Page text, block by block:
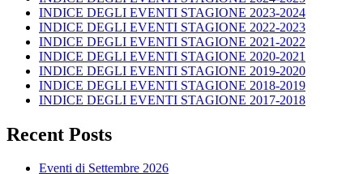
INDICE DEGLI EVENTI STAGIONE 2023-2024
INDICE DEGLI EVENTI STAGIONE 2022-2023
INDICE DEGLI EVENTI STAGIONE 2021-2022
INDICE DEGLI EVENTI STAGIONE 2020-2021
INDICE DEGLI EVENTI STAGIONE 2019-2020
INDICE DEGLI EVENTI STAGIONE 2018-2019
INDICE DEGLI EVENTI STAGIONE 2017-2018
Recent Posts
Eventi di Settembre 2026